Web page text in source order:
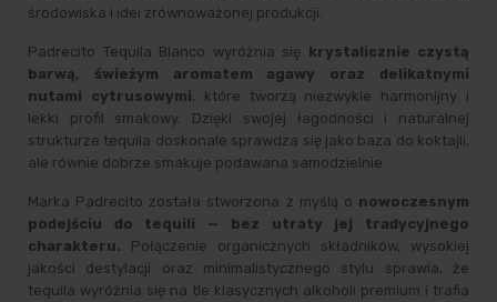
środowiska i idei zrównoważonej produkcji.
Padrecito Tequila Blanco wyróżnia się krystalicznie czystą
barwą, świeżym aromatem agawy oraz delikatnymi
nutami cytrusowymi, które tworzą niezwykle harmonijny i
lekki profil smakowy. Dzięki swojej łagodności i naturalnej
strukturze tequila doskonale sprawdza się jako baza do koktajli,
ale równie dobrze smakuje podawana samodzielnie.
Marka Padrecito została stworzona z myślą o nowoczesnym
podejściu do tequili — bez utraty jej tradycyjnego
charakteru. Połączenie organicznych składników, wysokiej
jakości destylacji oraz minimalistycznego stylu sprawia, że
tequila wyróżnia się na tle klasycznych alkoholi premium i trafia